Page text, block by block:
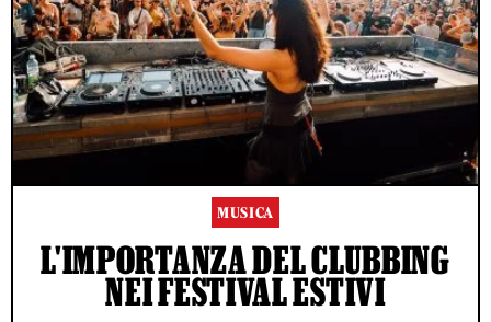
MUSICA
L'IMPORTANZA DEL CLUBBING
NEI FESTIVAL ESTIVI